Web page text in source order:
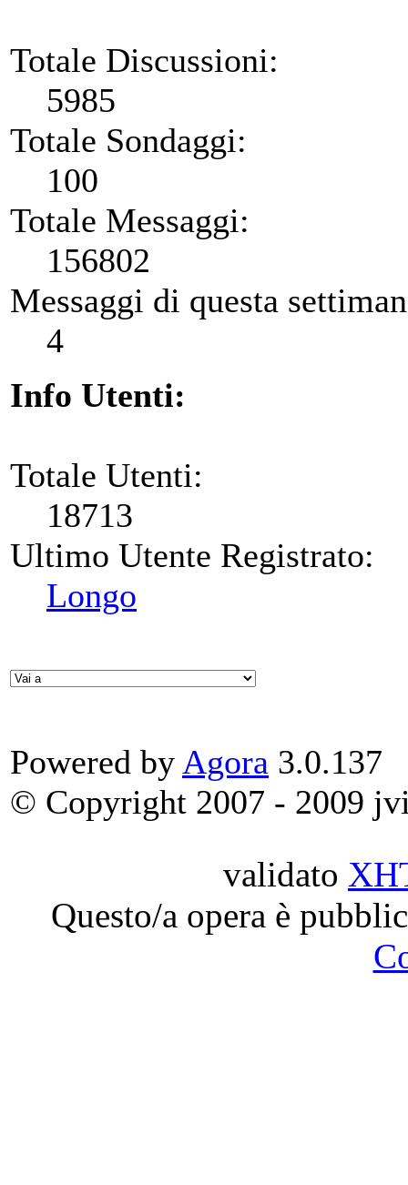
Totale Discussioni:
5985
Totale Sondaggi:
100
Totale Messaggi:
156802
Messaggi di questa
4
Info Utenti:
Totale Utenti:
18713
Ultimo Utente Registrato:
Longo
Powered by Agora 3.0.137
© Copyright 2007 - 2009
validato
Questo/a opera è